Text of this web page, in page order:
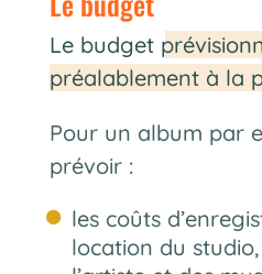
Le budget
préalablement à la
Pour un album par
prévoir :
les coûts
location du